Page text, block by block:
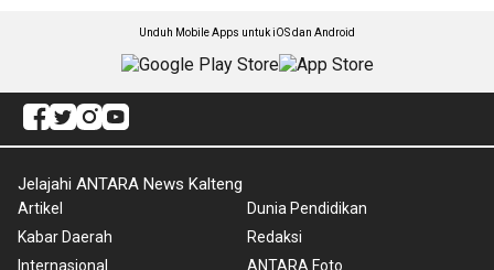
Unduh Mobile Apps untuk iOS dan Android
Jelajahi ANTARA News Kalteng
Artikel
Kabar Daerah
Internasional
Dunia Pendidikan
Redaksi
ANTARA Foto